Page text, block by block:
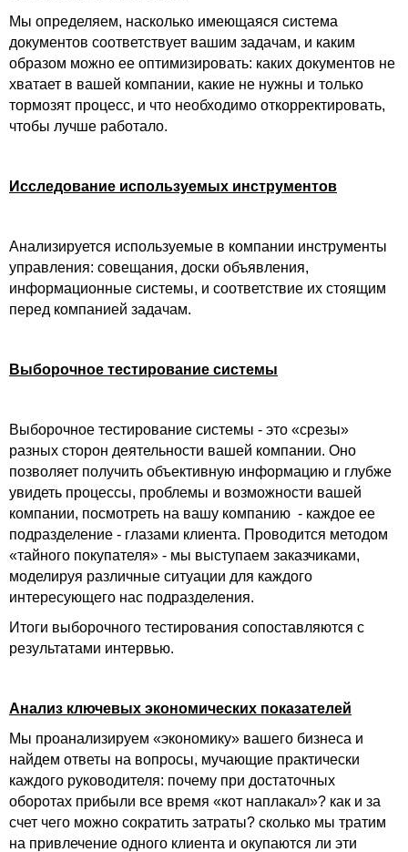
Мы определяем, насколько имеющаяся система
документов соответствует вашим задачам, и каким
образом можно ее оптимизировать: каких документов не
хватает в вашей компании, какие не нужны и только
тормозят процесс, и что необходимо откорректировать,
чтобы лучше работало.
Исследование используемых инструментов
Анализируется используемые в компании инструменты
управления: совещания, доски объявления,
информационные системы, и соответствие их стоящим
перед компанией задачам.
Выборочное тестирование системы
Выборочное тестирование системы - это «срезы»
разных сторон деятельности вашей компании. Оно
позволяет получить объективную информацию и глубже
увидеть процессы, проблемы и возможности вашей
компании, посмотреть на вашу компанию - каждое ее
подразделение - глазами клиента. Проводится методом
«тайного покупателя» - мы выступаем заказчиками,
моделируя различные ситуации для каждого
интересующего нас подразделения.
Итоги выборочного тестирования сопоставляются с
результатами интервью.
Анализ ключевых экономических показателей
Мы проанализируем «экономику» вашего бизнеса и
найдем ответы на вопросы, мучающие практически
каждого руководителя: почему при достаточных
оборотах прибыли все время «кот наплакал»? как и за
счет чего можно сократить затраты? сколько мы тратим
на привлечение одного клиента и окупаются ли эти